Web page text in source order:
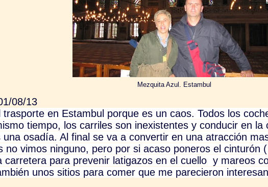
Mezquita Azul. Estambul
08/13
trasporte en Estambul porque es un caos. Todos los
tiempo, los carriles son inexistentes y conducir en la
una osadía. Al final se va a convertir en una atracción
no vimos ninguno, pero por si acaso poneros el cinturón
carretera para prevenir latigazos en el cuello y mareos
unos sitios para comer que me parecieron